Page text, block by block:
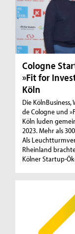
Cologne
»Fit for
Köln
Die
de Cologne und
Köln luden
2023. Mehr als
Als
Rheinland
Kölner Startup-